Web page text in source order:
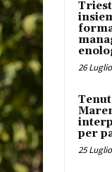
26
per
25